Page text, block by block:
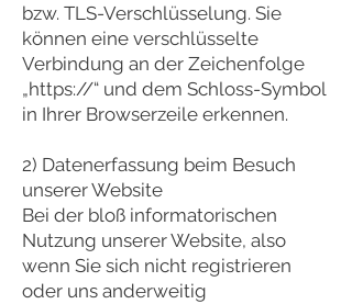
bzw. TLS-Verschlüsselung. Sie
können eine verschlüsselte
Verbindung an der Zeichenfolge
„https://“ und dem Schloss-Symbol
in Ihrer Browserzeile erkennen.
2) Datenerfassung beim Besuch
unserer Website
Bei der bloß informatorischen
Nutzung unserer Website, also
wenn Sie sich nicht registrieren
oder uns anderweitig